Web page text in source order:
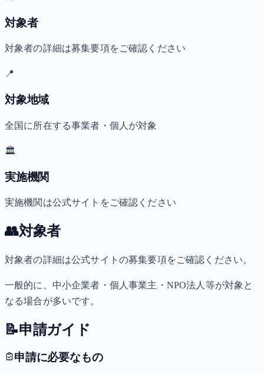
対象者
対象者の詳細は募集要項をご確認ください
📍
対象地域
全国に所在する事業者・個人が対象
🏛️
実施機関
実施機関は公式サイトをご確認ください
👥対象者
対象者の詳細は公式サイトの募集要項をご確認ください。
一般的に、中小企業者・個人事業主・NPO法人等が対象と
なる場合が多いです。
📝申請ガイド
申請に必要なもの